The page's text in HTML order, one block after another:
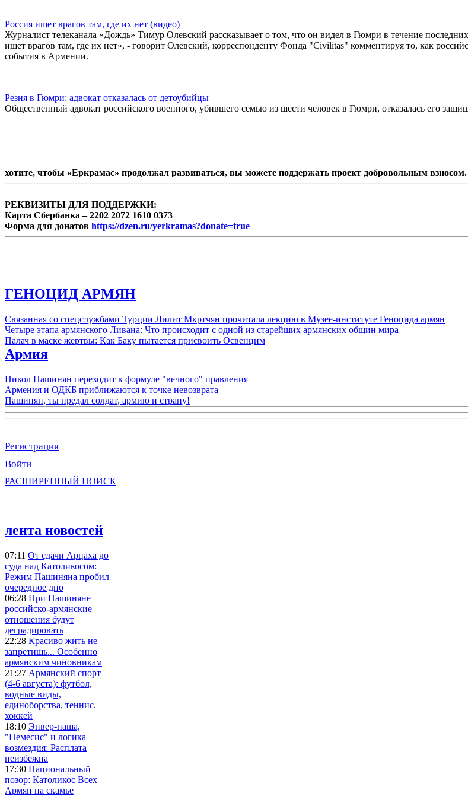
Россия ищет врагов там, где их нет (видео)
Журналист телеканала «Дождь» Тимур Олевский рассказывает о том, что он видел в Гюмри в течение
ищет врагов там, где их нет», - говорит Олевский, корреспонденту Фонда "Civilitas" комментируя то, как
события в Армении.
Резня в Гюмри: адвокат отказалась от детоубийцы
Общественный адвокат российского военного, убившего семью из шести человек в Гюмри, отказалась его
хотите, чтобы «Еркрамас» продолжал развиваться, вы можете поддержать проект добровольным взносом.
РЕКВИЗИТЫ ДЛЯ ПОДДЕРЖКИ:
Карта Сбербанка – 2202 2072 1610 0373
Форма для донатов https://dzen.ru/yerkramas?donate=true
ГЕНОЦИД АРМЯН
Связанная со спецслужбами Турции Лилит Мкртчян прочитала лекцию в Музее-институте Геноцида армян
Четыре этапа армянского Ливана: Что происходит с одной из старейших армянских общин мира
Палач в маске жертвы: Как Баку пытается присвоить Освенцим
Армия
Никол Пашинян переходит к формуле "вечного" правления
Армения и ОДКБ приближаются к точке невозврата
Пашинян, ты предал солдат, армию и страну!
Регистрация
Войти
РАСШИРЕННЫЙ ПОИСК
лента новостей
07:11 От сдачи Арцаха до
суда над Католикосом:
Режим Пашиняна пробил
очередное дно
06:28 При Пашиняне
российско-армянские
отношения будут
деградировать
22:28 Красиво жить не
запретишь... Особенно
армянским чиновникам
21:27 Армянский спорт
(4-6 августа): футбол,
водные виды,
единоборства, теннис,
хоккей
18:10 Энвер-паша,
"Немесис" и логика
возмездия: Расплата
неизбежна
17:30 Национальный
позор: Католикос Всех
Армян на скамье